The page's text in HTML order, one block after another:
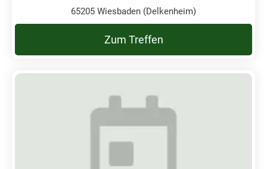
65205 Wiesbaden (Delkenheim)
Zum Treffen